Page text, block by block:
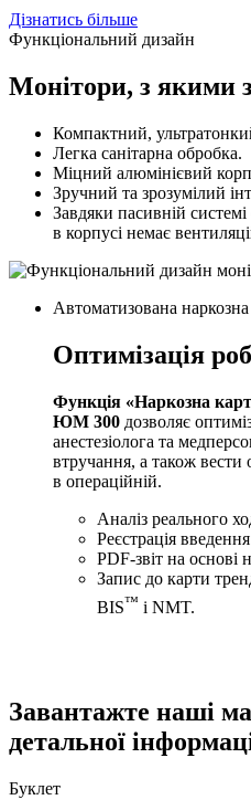
Дізнатись більше
Функціональний дизайн
Монітори, з якими
Компактний,
Легка санітарна обробка.
Міцний алюмінієвий
Зручний та зрозумілий
Завдяки пасивній
в корпусі немає
Автоматизована наркозна
Оптимізація
Функція «Наркозна
ЮМ 300 дозволяє
анестезіолога та
втручання, а також вести
в операційній.
Аналіз реального
Реєстрація
PDF-звіт на основі
Запис до карти
BIS™ і NMT.
Завантажте наші
детальної
Буклет